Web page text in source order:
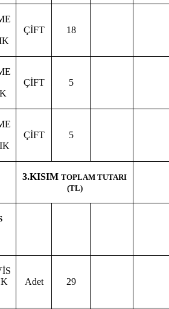
ÇİFT 18
ÇİFT 5
ÇİFT 5
3.KISIM TOPLAM TUTARI
(TL)
Adet 29